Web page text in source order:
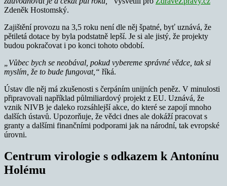
Zdeněk Hostomský.
Zajištění provozu na 3,5 roku není dle něj špatné, byť uznává, že
pětiletá dotace by byla podstatně lepší. Je si ale jistý, že projekty
budou pokračovat i po konci tohoto období.
„Vůbec bych se neobával, pokud vybereme správné vědce, tak si
myslím, že to bude fungovat,“ říká.
Ústav dle něj má zkušenosti s čerpáním unijních peněz. V minulosti
připravovali například půlmiliardový projekt z EU. Uznává, že
vznik NIVB je daleko rozsáhlejší akce, do které se zapojí mnoho
dalších ústavů. Upozorňuje, že vědci dnes ale dokáží pracovat s
granty a dalšími finančními podporami jak na národní, tak evropské
úrovni.
Centrum virologie s odkazem k Antonínu
Holému